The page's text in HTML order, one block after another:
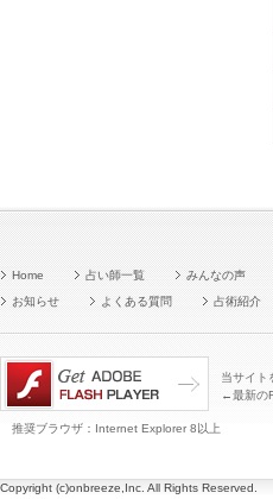
Home 占い師一覧 みんなの声
お知らせ
よくある質問 占術紹介
当サイト
←最新の
推奨ブラウザ：Internet Explorer 8以上
Copyright (c)onbreeze,Inc. All Rights Reserved.